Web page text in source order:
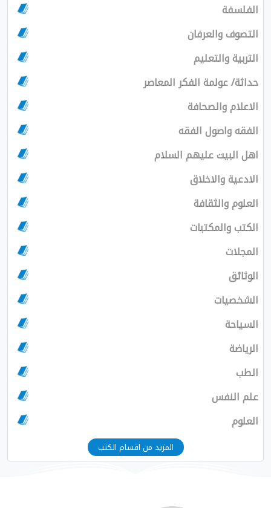
الفلسفة
التصوف والعرفان
التربية والتعليم
حداثة/ عولمة الفكر المعاصر
الاعلام والصحافة
الفقه واصول الفقه
اهل البيت عليهم السلام
الادعية والاخلاق
العلوم والثقافة
الكتب والمكتبات
المجلات
الوثائق
الشخصيات
السياحة
الرياضة
الطب
علم النفس
العلوم
المزيد من اقسام الكتب